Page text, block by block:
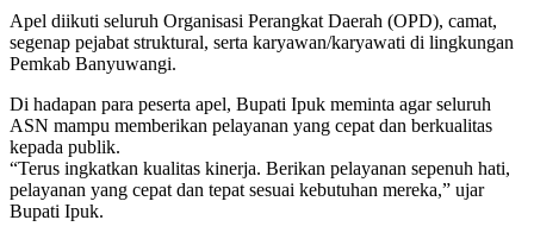
Apel diikuti seluruh Organisasi Perangkat Daerah (OPD), camat,
segenap pejabat struktural, serta karyawan/karyawati di lingkungan
Pemkab Banyuwangi.
Di hadapan para peserta apel, Bupati Ipuk meminta agar seluruh
ASN mampu memberikan pelayanan yang cepat dan berkualitas
kepada publik.
“Terus ingkatkan kualitas kinerja. Berikan pelayanan sepenuh hati,
pelayanan yang cepat dan tepat sesuai kebutuhan mereka,” ujar
Bupati Ipuk.